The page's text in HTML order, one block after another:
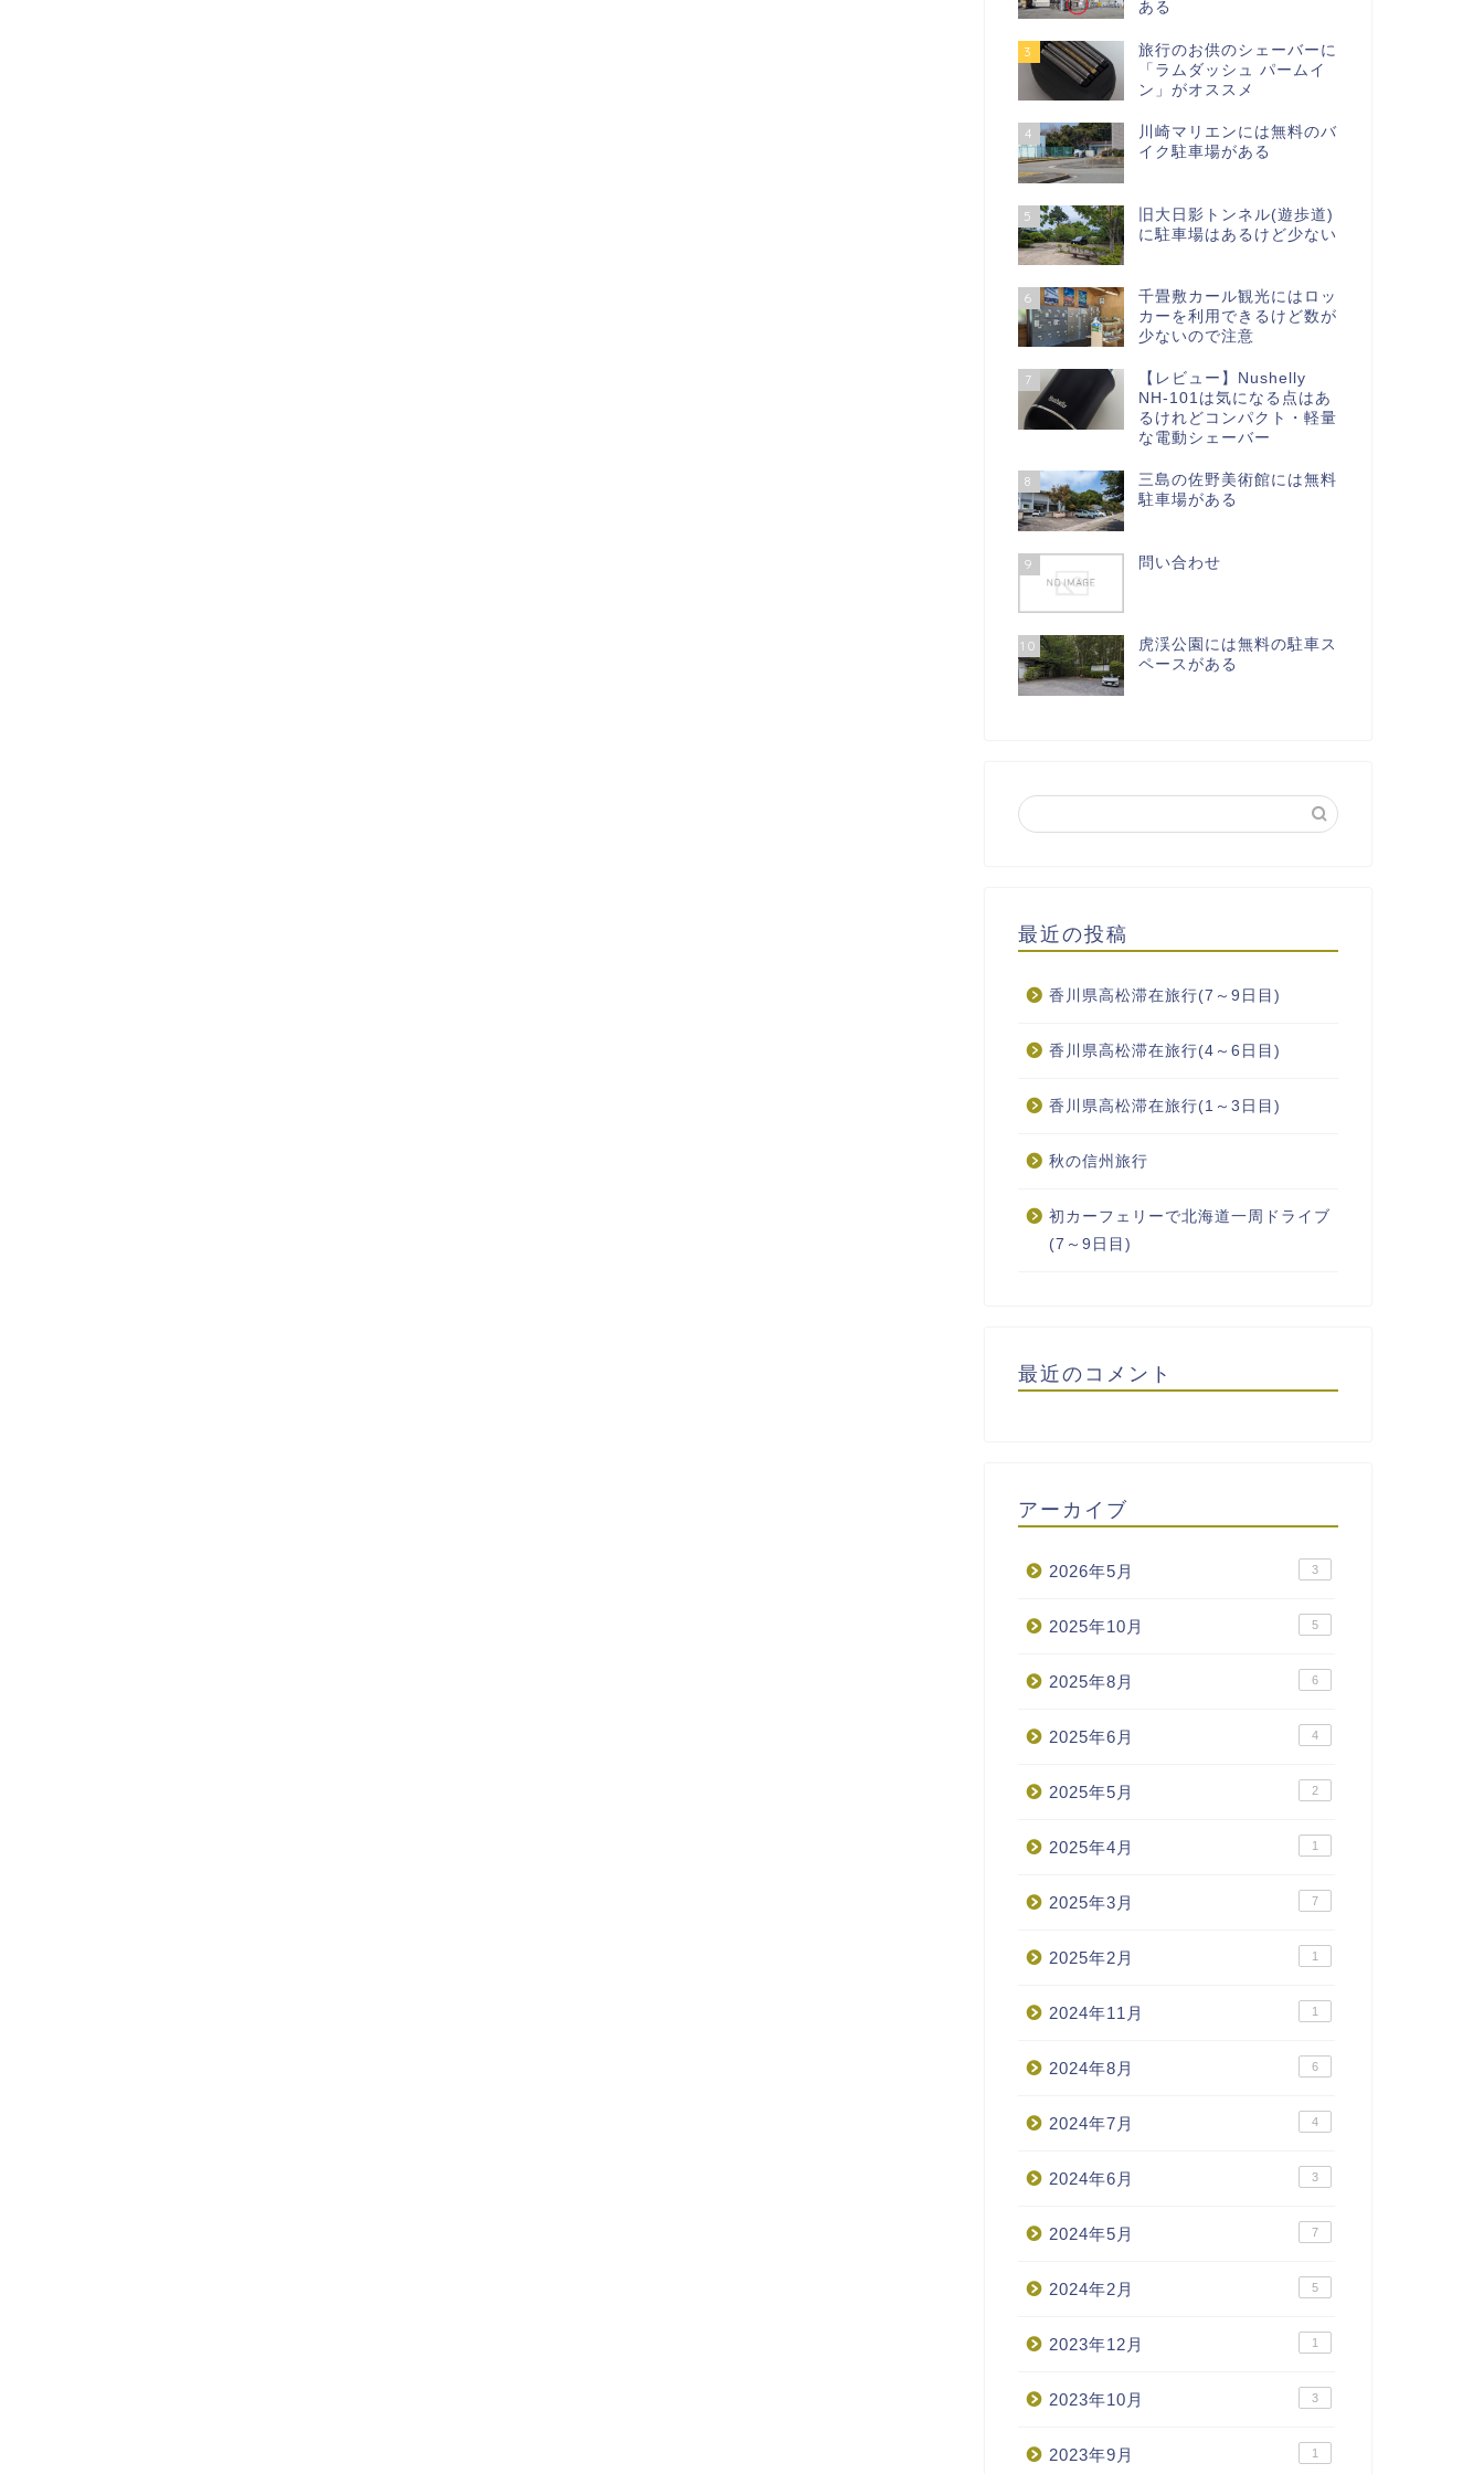
ある
3
旅行のお供のシェーバーに
「ラムダッシュ パームイ
ン」がオススメ
4
川崎マリエンには無料のバ
イク駐車場がある
5
旧大日影トンネル(遊歩道)
に駐車場はあるけど少ない
6
千畳敷カール観光にはロッ
カーを利用できるけど数が
少ないので注意
7
【レビュー】Nushelly
NH-101は気になる点はあ
るけれどコンパクト・軽量
な電動シェーバー
8
三島の佐野美術館には無料
駐車場がある
9 問い合わせ
10
虎渓公園には無料の駐車ス
ペースがある
最近の投稿
香川県高松滞在旅行(7～9日目)
香川県高松滞在旅行(4～6日目)
香川県高松滞在旅行(1～3日目)
秋の信州旅行
初カーフェリーで北海道一周ドライブ
(7～9日目)
最近のコメント
アーカイブ
2026年5月 3
2025年10月 5
2025年8月 6
2025年6月 4
2025年5月 2
2025年4月 1
2025年3月 7
2025年2月 1
2024年11月 1
2024年8月 6
2024年7月 4
2024年6月 3
2024年5月 7
2024年2月 5
2023年12月 1
2023年10月 3
2023年9月 1